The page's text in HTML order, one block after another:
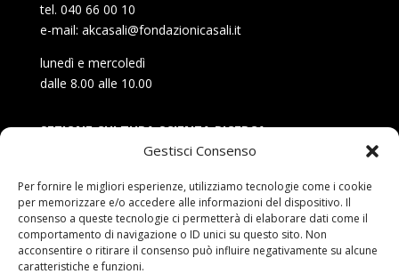
Gestisci Consenso
Per fornire le migliori esperienze, utilizziamo tecnologie come i cookie
per memorizzare e/o accedere alle informazioni del dispositivo. Il
consenso a queste tecnologie ci permetterà di elaborare dati come il
comportamento di navigazione o ID unici su questo sito. Non
acconsentire o ritirare il consenso può influire negativamente su alcune
caratteristiche e funzioni.
tel. 040 66 00 10
e-mail: akcasali@fondazionicasali.it
lunedì e mercoledì
dalle 8.00 alle 10.00
SEZIONE CULTURA SCIENZA RICERCA
e-mail: kfcasali@fondazionicasali.it
martedì, giovedì e venerdì
dalle 8.30 alle 12.30